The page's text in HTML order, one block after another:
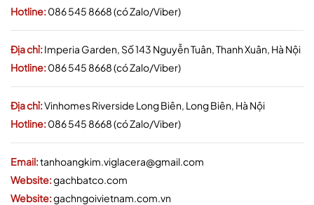
Hotline:086 545 8668 (có Zalo/Viber)
Địa chỉ:Imperia Garden, Số 143 Nguyễn Tuân, Thanh Xuân, Hà Nội
Hotline:086 545 8668 (có Zalo/Viber)
Địa chỉ:Vinhomes Riverside Long Biên, Long Biên, Hà Nội
Hotline:086 545 8668 (có Zalo/Viber)
Email:tanhoangkim.viglacera@gmail.com
Website:gachbatco.com
Website:gachngoivietnam.com.vn